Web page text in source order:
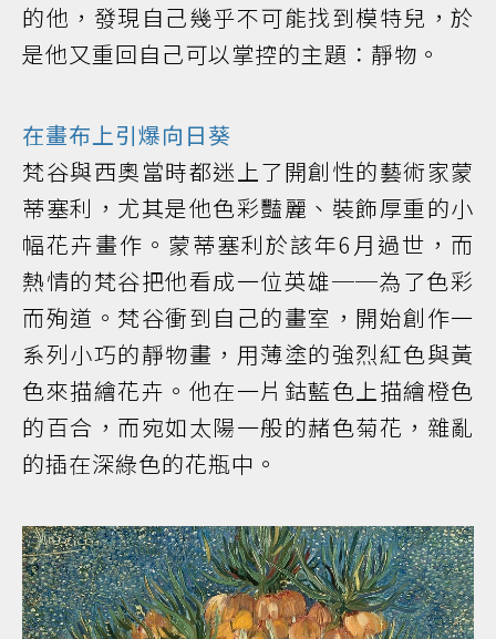
的他，發現自己幾乎不可能找到模特兒，於
是他又重回自己可以掌控的主題：靜物。
在畫布上引爆向日葵
梵谷與西奧當時都迷上了開創性的藝術家蒙
蒂塞利，尤其是他色彩豔麗、裝飾厚重的小
幅花卉畫作。蒙蒂塞利於該年6月過世，而
熱情的梵谷把他看成一位英雄──為了色彩
而殉道。梵谷衝到自己的畫室，開始創作一
系列小巧的靜物畫，用薄塗的強烈紅色與黃
色來描繪花卉。他在一片鈷藍色上描繪橙色
的百合，而宛如太陽一般的赭色菊花，雜亂
的插在深綠色的花瓶中。